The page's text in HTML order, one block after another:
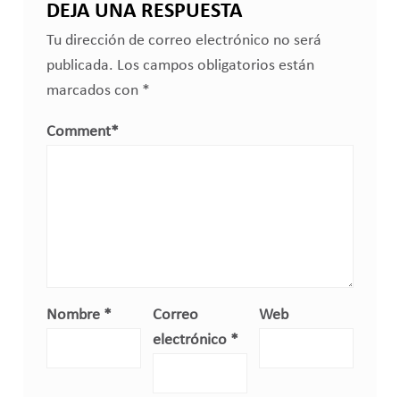
DEJA UNA RESPUESTA
Tu dirección de correo electrónico no será
publicada. Los campos obligatorios están
marcados con *
Comment*
Nombre *
Correo
electrónico *
Web